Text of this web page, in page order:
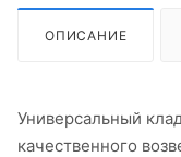
ОПИСАНИЕ
Универсальный
качественного